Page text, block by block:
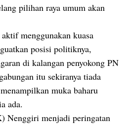
pilihan raya umum akan
menggunakan kuasa
posisi politiknya,
di kalangan penyokong PN
itu sekiranya tiada
muka baharu
ada.
Nenggiri menjadi peringatan